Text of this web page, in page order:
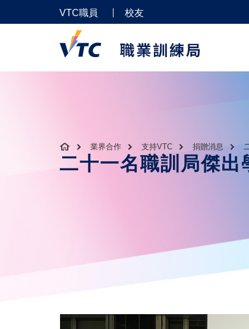
VTC職員 校友
業界合作 支持VTC 捐贈消息
二十一名職訓局傑